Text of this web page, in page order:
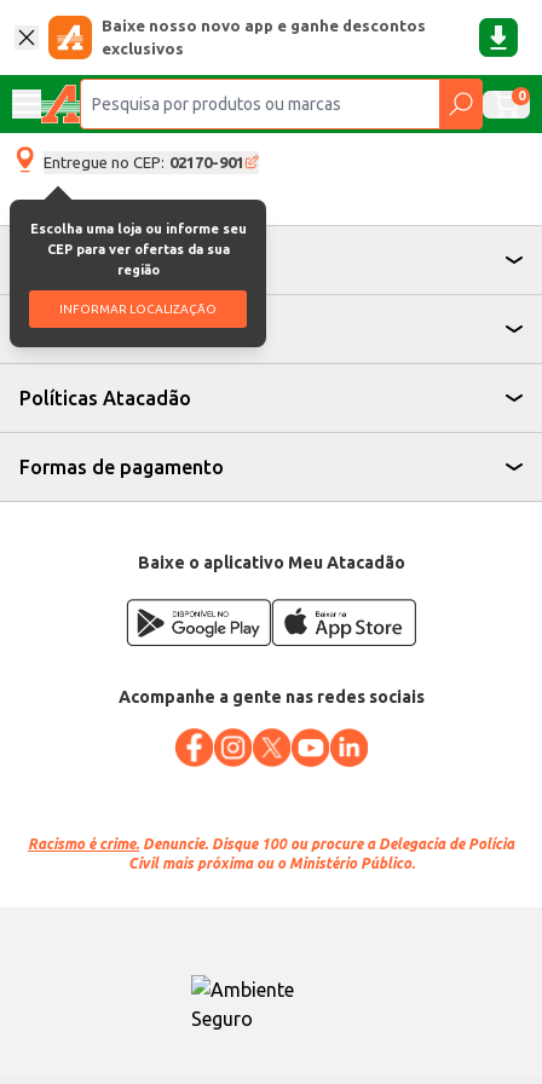
Baixe nosso novo app e ganhe descontos
exclusivos
0
Entregue no CEP: 02170-901
Escolha uma loja ou informe seu
CEP para ver ofertas da sua
região
INFORMAR LOCALIZAÇÃO
Atendimento
Institucional
Políticas Atacadão
Formas de pagamento
Baixe o aplicativo Meu Atacadão
Acompanhe a gente nas redes sociais
Racismo é crime. Denuncie. Disque 100 ou procure a Delegacia de Polícia
Civil mais próxima ou o Ministério Público.